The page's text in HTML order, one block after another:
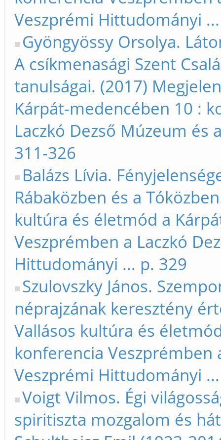
Veszprémi Hittudományi
Gyöngyössy Orsolya.
A csíkmenasági Szent
tanulságai. (2017)
Kárpát-medencében 10 :
Laczkó Dezső Múzeum
311-326
Balázs Lívia.
Rábaközben és a
kultúra és életmód a
Veszprémben a Laczkó
Hittudományi ... p. 329
Szulovszky János.
néprajzának keresztény
Vallásos kultúra és
konferencia Veszprémben
Veszprémi Hittudományi
Voigt Vilmos. Égi
spiritiszta mozgalom és